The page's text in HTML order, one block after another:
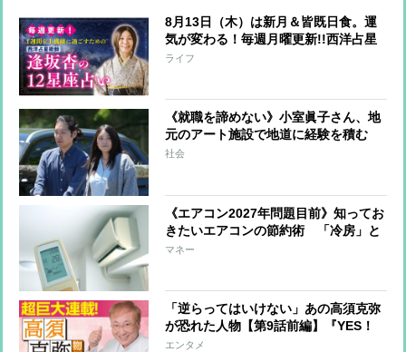
8月13日（木）は新月＆皆既日食。運
気が変わる！毎週月曜更新!!西洋占星
術師・逢坂杏の12星座占い【2026年8
ライフ
《就職を諦めない》小室眞子さん、地
元のアート施設で地道に経験を積む
日々 小室圭さんはリモートワーク中
社会
《エアコン2027年問題目前》知ってお
きたいエアコンの節約術 「冷房」と
「除湿」どちらが得？ 30分以内のお
マネー
「逆らってはいけない」あの高須克弥
が恐れた人物【第9話前編】『YES！
逆張り人生～高須克弥物語～』
エンタメ